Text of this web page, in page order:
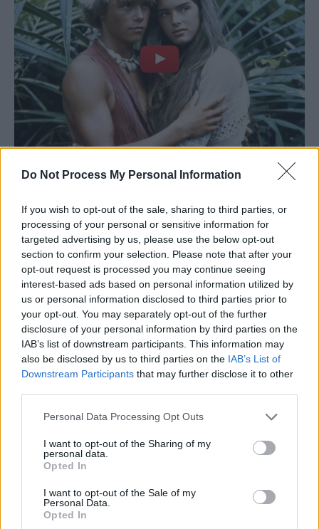
Do Not Process My Personal Information
If you wish to opt-out of the sale, sharing to third parties, or
processing of your personal or sensitive information for
targeted advertising by us, please use the below opt-out
section to confirm your selection. Please note that after your
opt-out request is processed you may continue seeing
interest-based ads based on personal information utilized by
us or personal information disclosed to third parties prior to
your opt-out. You may separately opt-out of the further
disclosure of your personal information by third parties on the
IAB’s list of downstream participants. This information may
also be disclosed by us to third parties on the IAB’s List of
Downstream Participants that may further disclose it to other
Personal Data Processing Opt Outs
I want to opt-out of the Sharing of my
personal data.
Opted In
I want to opt-out of the Sale of my
Personal Data.
Opted In